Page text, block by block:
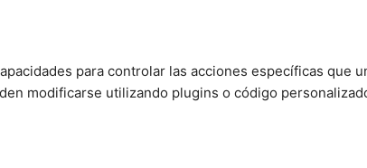
para controlar las acciones específicas que
modificarse utilizando plugins o código